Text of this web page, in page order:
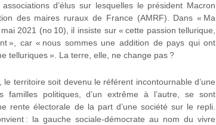
d’élus sur lesquelles le président Macron
des maires ruraux de France (AMRF). Dans « Ma
2021 (no 10), il insiste sur « cette passion tellurique,
», car « nous sommes une addition de pays qui ont
telluriques ». La terre, elle, ne change pas ?
territoire soit devenu le référent incontournable d’une
familles politiques, d’un extrême à l’autre, se sont
rente électorale de la part d’une société sur le repli.
: la gauche sociale-démocrate au nom du vivre